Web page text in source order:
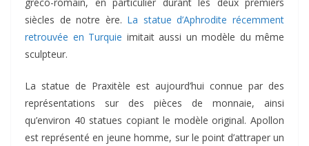
gréco-romain, en particulier durant les deux premiers
siècles de notre ère. La statue d’Aphrodite récemment
retrouvée en Turquie imitait aussi un modèle du même
sculpteur.
La statue de Praxitèle est aujourd’hui connue par des
représentations sur des pièces de monnaie, ainsi
qu’environ 40 statues copiant le modèle original. Apollon
est représenté en jeune homme, sur le point d’attraper un